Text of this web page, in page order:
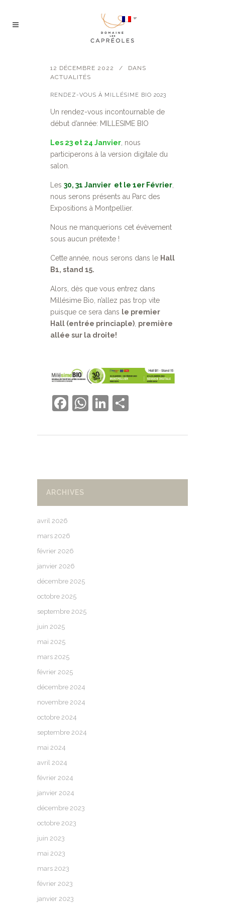
12 DÉCEMBRE 2022
DANS
ACTUALITÉS
RENDEZ-VOUS À MILLÉSIME BIO 2023
Un rendez-vous incontournable de
début d’année: MILLESIME BIO
Les 23 et 24 Janvier , nous
participerons à la version digitale du
salon.
Les 30, 31 Janvier et le 1er Février
nous serons présents au Parc des
Expositions à Montpellier.
Nous ne manquerions cet évèvement
sous aucun prétexte !
Cette année, nous serons dans le Hall
B1, stand 15.
Alors, dès que vous entrez dans
Millésime Bio, n’allez pas trop vite
puisque ce sera dans le premier
Hall (entrée princiaple) première
allée sur la droite!
Facebook
WhatsApp
LinkedIn
ARCHIVES
avril 2026
mars 2026
février 2026
janvier 2026
décembre 2025
octobre 2025
septembre 2025
juin 2025
mai 2025
mars 2025
février 2025
décembre 2024
novembre 2024
octobre 2024
septembre 2024
mai 2024
avril 2024
février 2024
janvier 2024
décembre 2023
octobre 2023
juin 2023
mai 2023
mars 2023
février 2023
janvier 2023